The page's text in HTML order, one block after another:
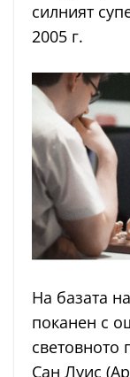
силният
2005 г.
На базата
поканен с
световното
Сан Луис